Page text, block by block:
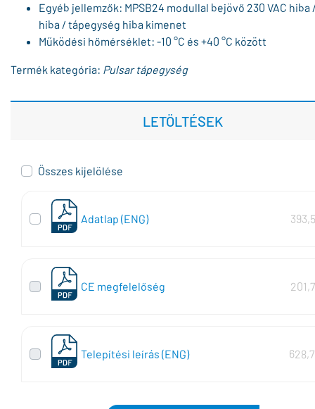
Egyéb jellemzők: MPSB24 modullal bejövő 230 VAC hiba
hiba / tápegység hiba kimenet
Működési hőmérséklet: -10 °C és +40 °C között
Termék kategória: Pulsar tápegység
LETÖLTÉSEK
Összes kijelölése
Adatlap (ENG)
CE megfelelőség
Telepítési leírás (ENG)